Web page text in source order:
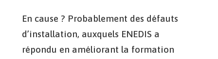
En cause ? Probablement des défauts
d’installation, auxquels ENEDIS a
répondu en améliorant la formation